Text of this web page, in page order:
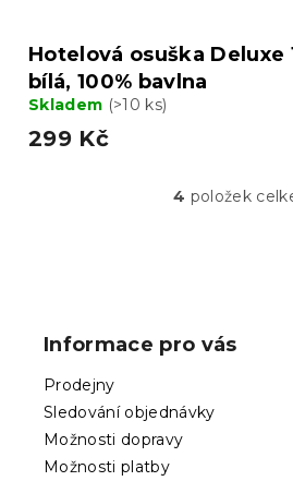
Hotelová osuška Deluxe
bílá, 100% bavlna
Skladem (>10 ks)
299 Kč
O
4 položek
Informace pro vás
Prodejny
Sledování objednávky
Možnosti dopravy
Možnosti platby